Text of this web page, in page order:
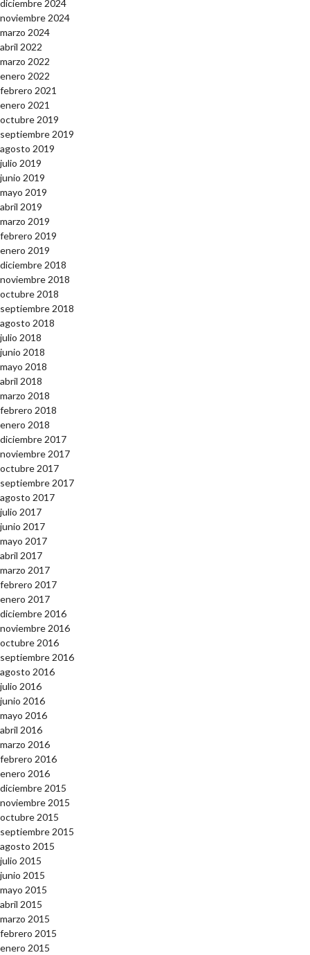
diciembre 2024
noviembre 2024
marzo 2024
abril 2022
marzo 2022
enero 2022
febrero 2021
enero 2021
octubre 2019
septiembre 2019
agosto 2019
julio 2019
junio 2019
mayo 2019
abril 2019
marzo 2019
febrero 2019
enero 2019
diciembre 2018
noviembre 2018
octubre 2018
septiembre 2018
agosto 2018
julio 2018
junio 2018
mayo 2018
abril 2018
marzo 2018
febrero 2018
enero 2018
diciembre 2017
noviembre 2017
octubre 2017
septiembre 2017
agosto 2017
julio 2017
junio 2017
mayo 2017
abril 2017
marzo 2017
febrero 2017
enero 2017
diciembre 2016
noviembre 2016
octubre 2016
septiembre 2016
agosto 2016
julio 2016
junio 2016
mayo 2016
abril 2016
marzo 2016
febrero 2016
enero 2016
diciembre 2015
noviembre 2015
octubre 2015
septiembre 2015
agosto 2015
julio 2015
junio 2015
mayo 2015
abril 2015
marzo 2015
febrero 2015
enero 2015